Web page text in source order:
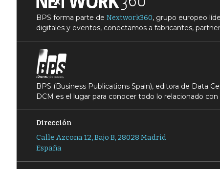
BPS forma parte de Nextwork360, grupo europeo
digitales y eventos, conectamos a fabricantes,
BPS (Business Publications Spain), editora de Data
DCM es el lugar para conocer todo lo relacionado
Dirección
Calle Azcona 12, Bajo B, 28028 Madrid
España